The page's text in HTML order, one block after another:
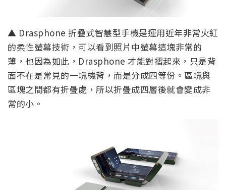
▲ Drasphone 折疊式智慧型手機是運用近年非常火紅
的柔性螢幕技術，可以看到照片中螢幕這塊非常的
薄，也因為如此，Drasphone 才能對摺起來，只是背
面不在是常見的一塊機背，而是分成四等份。區塊與
區塊之間都有折疊處，所以折疊成四層後就會變成非
常的小。